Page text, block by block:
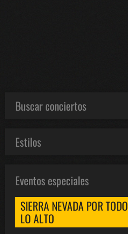
Buscar conciertos
Estilos
Eventos especiales
SIERRA NEVADA POR TODO
LO ALTO